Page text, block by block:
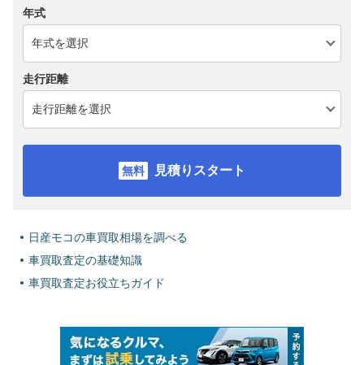
年式
走行距離
見積りスタート
日産モコの車買取相場を調べる
車買取査定の基礎知識
車買取査定お役立ちガイド